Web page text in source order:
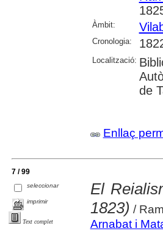
Àmbit:
Cronologia:
Localització:
de
Enllaç
7 / 99
seleccionar
imprimir
Text complet
El
1823) /
Arnabat i